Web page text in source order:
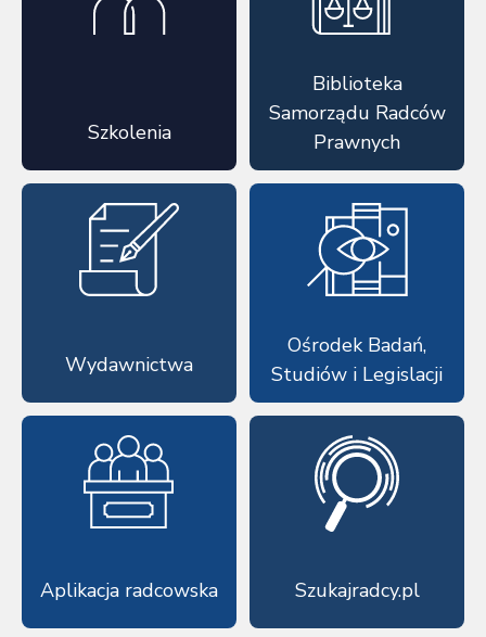
Szkolenia
Biblioteka
Samorządu Radców
Prawnych
Wydawnictwa
Ośrodek Badań,
Studiów i Legislacji
Aplikacja radcowska Szukajradcy.pl